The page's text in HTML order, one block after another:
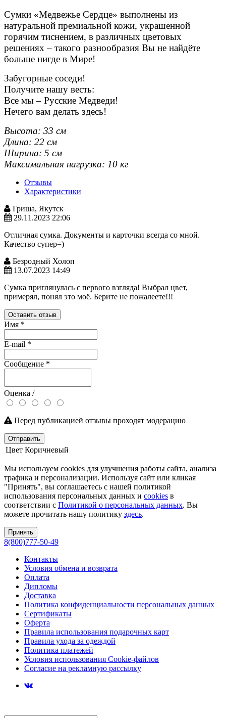
Сумки «Медвежье Сердце» выполнены из
натуральной премиальной кожи, украшенной
горячим тиснением, в различных цветовых
решениях – такого разнообразия Вы не найдёте
больше нигде в Мире!
Забугорные соседи!
Получите нашу весть:
Все мы – Русские Медведи!
Нечего вам делать здесь!
Высота: 33 см
Длина: 22 см
Ширина: 5 см
Максимальная нагрузка: 10 кг
Отзывы
Характеристики
Гриша, Якутск
29.11.2023 22:06
Отличная сумка. Документы и карточки всегда со мной.
Качество супер=)
Безродный Холоп
13.07.2023 14:49
Сумка приглянулась с первого взгляда! Выбрал цвет,
примерял, понял это моё. Берите не пожалеете!!!
Оставить отзыв
Имя *
E-mail *
Сообщение *
Оценка /
Перед публикацией отзывы проходят модерацию
Отправить
Цвет Коричневый
Мы используем cookies для улучшения работы сайта, анализа
трафика и персонализации. Используя сайт или кликая
"Принять", вы соглашаетесь с нашей политикой
использования персональных данных и cookies в
соответствии с Политикой о персональных данных. Вы
можете прочитать нашу политику здесь.
Принять
8(800)777-50-49
Контакты
Условия обмена и возврата
Оплата
Дипломы
Доставка
Политика конфиденциальности персональных данных
Сертификаты
Оферта
Правила использования подарочных карт
Правила ухода за одеждой
Политика платежей
Условия использования Cookie-файлов
Согласие на рекламную рассылку